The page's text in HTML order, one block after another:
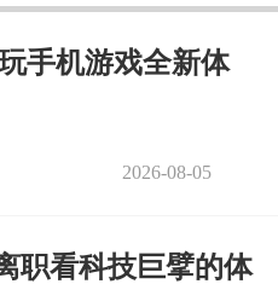
手机游戏全新体
2026-08-05
职看科技巨擘的体